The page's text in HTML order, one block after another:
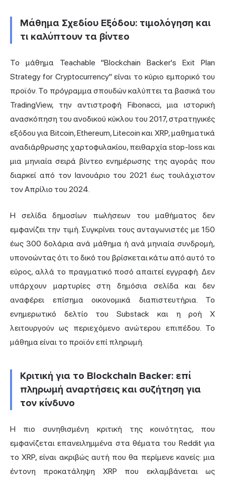
Μάθημα Σχεδίου Εξόδου: τιμολόγηση και
τι καλύπτουν τα βίντεο
Το μάθημα Teachable "Blockchain Backer's Exit Plan
Strategy for Cryptocurrency" είναι το κύριο εμπορικό του
προϊόν. Το πρόγραμμα σπουδών καλύπτει τα βασικά του
TradingView, την αντιστροφή Fibonacci, μια ιστορική
ανασκόπηση του ανοδικού κύκλου του 2017, στρατηγικές
εξόδου για Bitcoin, Ethereum, Litecoin και XRP, μαθηματικά
αναδιάρθρωσης χαρτοφυλακίου, πειθαρχία stop-loss και
μια μηνιαία σειρά βίντεο ενημέρωσης της αγοράς που
διαρκεί από τον Ιανουάριο του 2021 έως τουλάχιστον
τον Απρίλιο του 2024.
Η σελίδα δημοσίων πωλήσεων του μαθήματος δεν
εμφανίζει την τιμή. Συγκρίνει τους ανταγωνιστές με 150
έως 300 δολάρια ανά μάθημα ή ανά μηνιαία συνδρομή,
υπονοώντας ότι το δικό του βρίσκεται κάτω από αυτό το
εύρος, αλλά το πραγματικό ποσό απαιτεί εγγραφή. Δεν
υπάρχουν μαρτυρίες στη δημόσια σελίδα και δεν
αναφέρει επίσημα οικονομικά διαπιστευτήρια. Το
ενημερωτικό δελτίο του Substack και η ροή X
λειτουργούν ως περιεχόμενο ανώτερου επιπέδου. Το
μάθημα είναι το προϊόν επί πληρωμή.
Κριτική για το Blockchain Backer: επί
πληρωμή αναρτήσεις και συζήτηση για
τον κίνδυνο
Η πιο συνηθισμένη κριτική της κοινότητας, που
εμφανίζεται επανειλημμένα στα θέματα του Reddit για
το XRP, είναι ακριβώς αυτή που θα περίμενε κανείς: μια
έντονη προκατάληψη XRP που εκλαμβάνεται ως